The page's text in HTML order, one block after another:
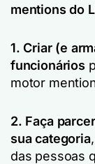
mentions do
1. Criar (e
funcionários
motor
2. Faça
sua categoria
das pessoas